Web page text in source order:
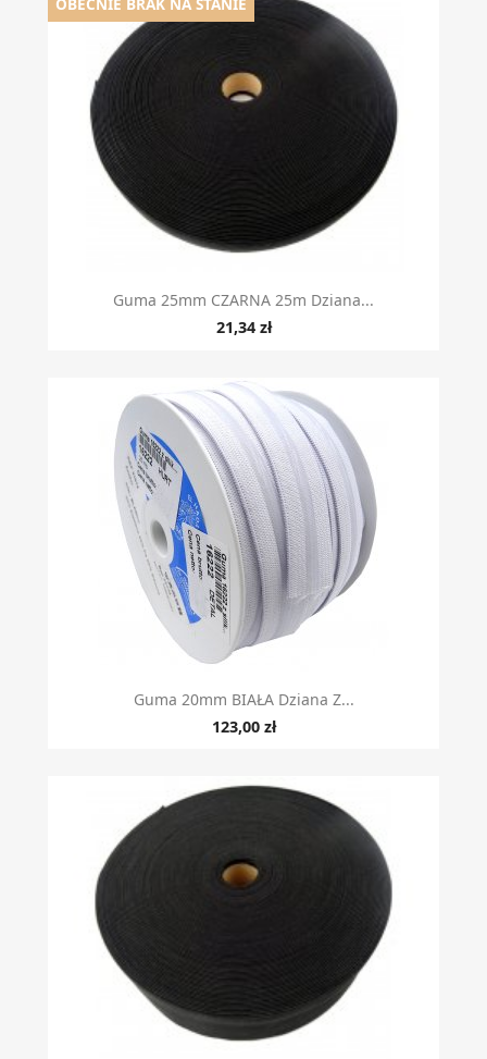
Guma 25mm CZARNA 25m Dziana...
21,34 zł
Guma 20mm BIAŁA Dziana Z...
123,00 zł